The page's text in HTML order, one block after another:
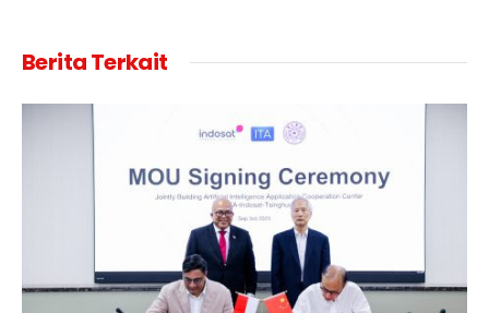
Berita Terkait